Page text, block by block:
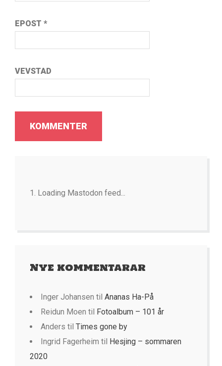
EPOST *
VEVSTAD
Loading Mastodon feed...
Nye kommentarar
Inger Johansen til Ananas Ha-På
Reidun Moen til Fotoalbum – 101 år
Anders til Times gone by
Ingrid Fagerheim til Hesjing – sommaren
2020